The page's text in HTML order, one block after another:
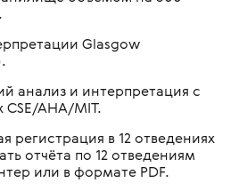
Glasgow
анализ и интерпретация с
AHA/MIT.
регистрация в 12 отведениях
отчёта по 12 отведениям
или в формате PDF.